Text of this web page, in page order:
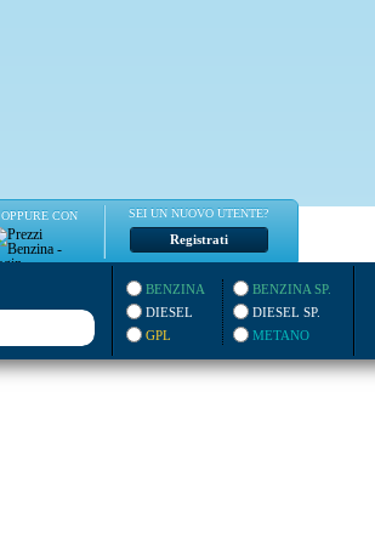
OPPURE CON SEI UN NUOVO UTENTE?
Registrati
BENZINA
DIESEL
GPL
BENZINA SP.
DIESEL SP.
METANO